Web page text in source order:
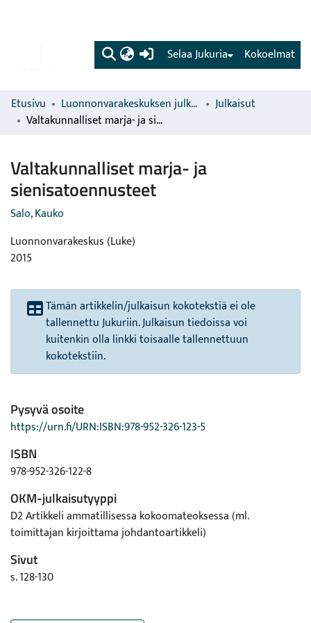
(current) Kokoelmat
Selaa Jukuria
Etusivu Luonnonvarakeskuksen julkaisut
Julkaisut
Valtakunnalliset marja- ja sienisatoennusteet
Valtakunnalliset marja- ja
sienisatoennusteet
Salo, Kauko
Luonnonvarakeskus (Luke)
2015
Tämän artikkelin/julkaisun kokotekstiä ei ole
tallennettu Jukuriin. Julkaisun tiedoissa voi
kuitenkin olla linkki toisaalle tallennettuun
kokotekstiin.
Pysyvä osoite
https://urn.fi/URN:ISBN:978-952-326-123-5
ISBN
978-952-326-122-8
OKM-julkaisutyyppi
D2 Artikkeli ammatillisessa kokoomateoksessa (ml.
toimittajan kirjoittama johdantoartikkeli)
Sivut
s. 128-130